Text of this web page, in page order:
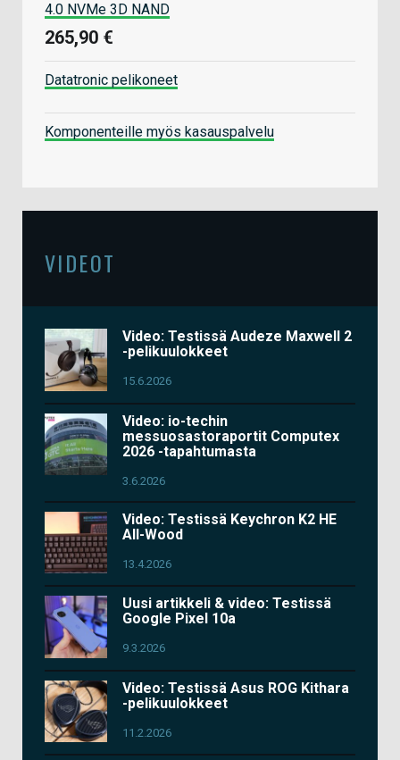
4.0 NVMe 3D NAND
265,90 €
Datatronic pelikoneet
Komponenteille myös kasauspalvelu
VIDEOT
Video: Testissä Audeze Maxwell 2
-pelikuulokkeet
15.6.2026
Video: io-techin
messuosastoraportit Computex
2026 -tapahtumasta
3.6.2026
Video: Testissä Keychron K2 HE
All-Wood
13.4.2026
Uusi artikkeli & video: Testissä
Google Pixel 10a
9.3.2026
Video: Testissä Asus ROG Kithara
-pelikuulokkeet
11.2.2026